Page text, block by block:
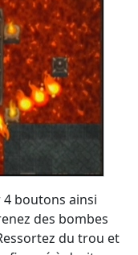
boutons ainsi
des bombes
du trou et